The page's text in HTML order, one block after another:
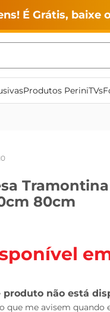
É Grátis, baixe
Produtos PeriniTVs
80cm